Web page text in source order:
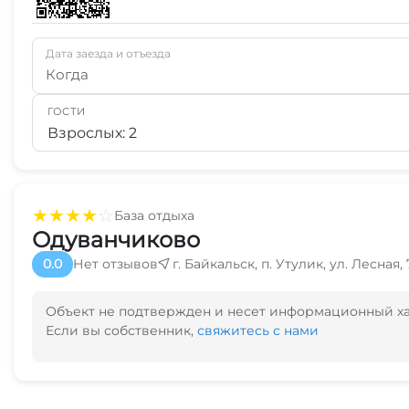
★★★★☆База отдыха
Одуванчиково
0.0 Нет отзывов г. Байкальск, п. Утулик, ул. Лесная,
Объект не подтвержден и несет информационный
Если вы собственник, свяжитесь с нами
Дата заезда и отъезда
Когда
ГОСТИ
Взрослых: 2